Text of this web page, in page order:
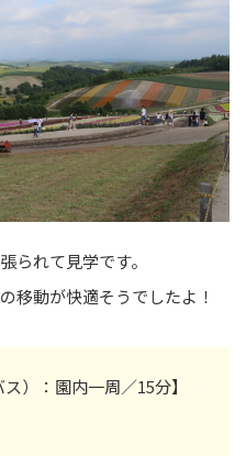
られて見学です。
移動が快適そうでしたよ！
）：園内一周／15分】